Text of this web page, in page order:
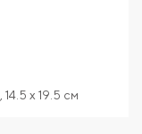
14.5 x 19.5 см